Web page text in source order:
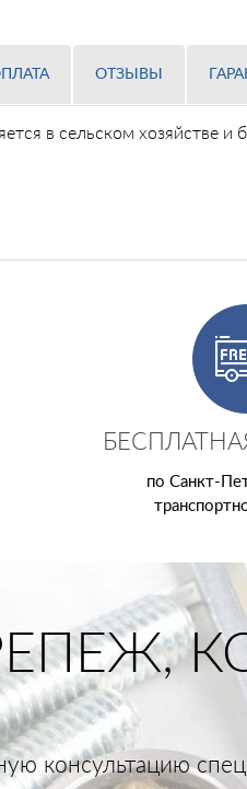
ОТЗЫВЫ
в сельском
по Санкт-
консультацию